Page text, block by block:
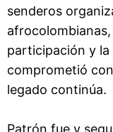
senderos
participación y la
comprometió
legado continúa.